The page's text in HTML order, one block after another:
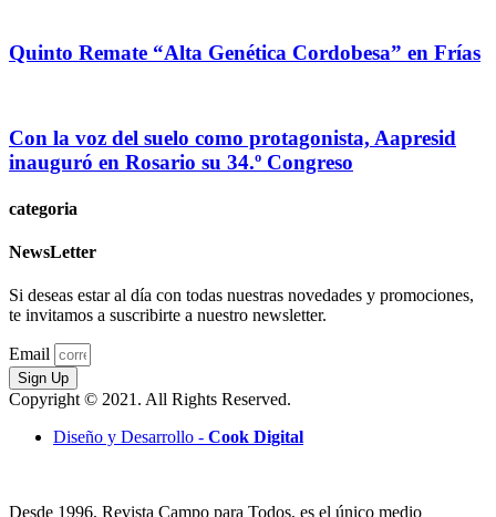
Quinto Remate “Alta Genética Cordobesa” en Frías
Con la voz del suelo como protagonista, Aapresid
inauguró en Rosario su 34.º Congreso
categoria
NewsLetter
Si deseas estar al día con todas nuestras novedades y promociones,
te invitamos a suscribirte a nuestro newsletter.
Email
Sign Up
Copyright © 2021. All Rights Reserved.
Diseño y Desarrollo - Cook Digital
Desde 1996, Revista Campo para Todos, es el único medio